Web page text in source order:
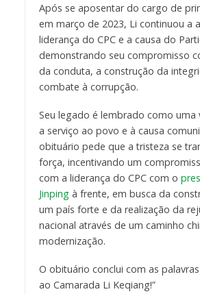
Após se aposentar do cargo de
em março de 2023, Li continuou a
liderança do CPC e a causa do
demonstrando seu compromisso
da conduta, a construção da
combate à corrupção.
Seu legado é lembrado como uma
a serviço ao povo e à causa
obituário pede que a tristeza se
força, incentivando um
com a liderança do CPC com o
Jinpingà frente, em busca da
um país forte e da realização da
nacional através de um caminho
modernização.
O obituário conclui com as
ao Camarada Li Keqiang!”